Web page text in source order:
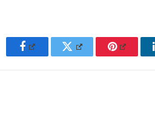
Facebook Twitter Pinterest